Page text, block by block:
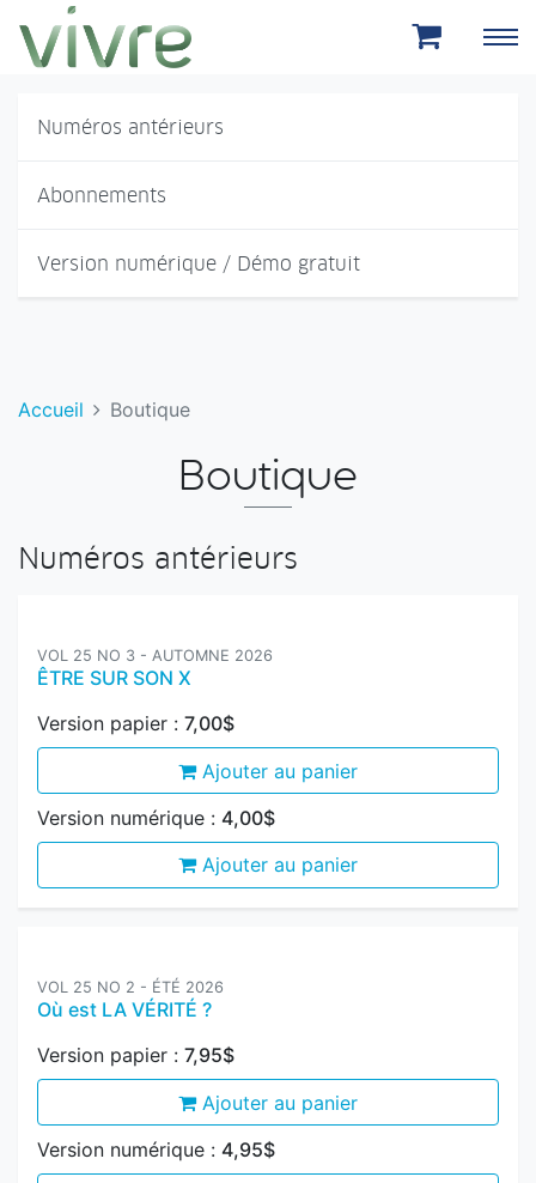
Aller au menu principal
Aller au contenu principal
Numéros antérieurs
Abonnements
Version numérique / Démo gratuit
Accueil Boutique
Boutique
Numéros antérieurs
VOL 25 NO 3 - AUTOMNE 2026
ÊTRE SUR SON X
Version papier : 7,00$
Ajouter au panier
Version numérique : 4,00$
Ajouter au panier
VOL 25 NO 2 - ÉTÉ 2026
Où est LA VÉRITÉ ?
Version papier : 7,95$
Ajouter au panier
Version numérique : 4,95$